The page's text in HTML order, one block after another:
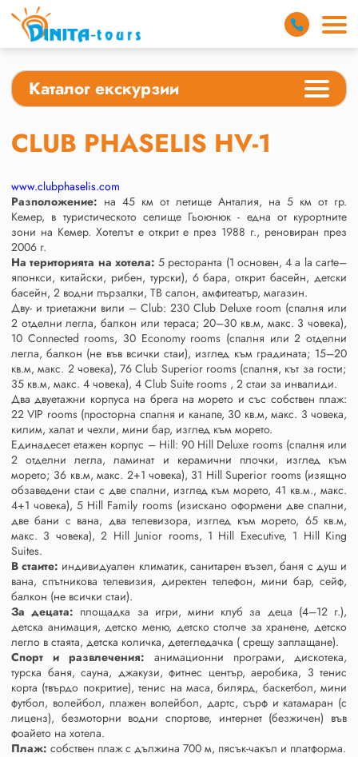
Каталог екскурзии
CLUB PHASELIS HV-1
www.clubphaselis.com
Разположение: на 45 км от летище Анталия, на 5 км от гр.
Кемер, в туристическото селище Гьоюнюк - една от курортните
зони на Кемер. Хотелът е открит е през 1988 г., реновиран през
2006 г.
На територията на хотела:5 ресторанта (1 основен, 4 а la carte–
японкси, китайски, рибен, турски), 6 бара, открит басейн, детски
басейн, 2 водни пързалки, TВ салон, амфитеатър, магазин.
Дву- и триетажни вили – Club: 230 Club Deluxe room (спалня или
2 отделни легла, балкон или тераса; 20–30 кв.м, макс. 3 човека),
10 Connected rooms, 30 Economy rooms (спалня или 2 отделни
легла, балкон (не във всички стаи), изглед към градината; 15–20
кв.м, макс. 2 човека), 76 Club Superior rooms (спалня, кът за гости;
35 кв.м, макс. 4 човека), 4 Club Suite rooms , 2 стаи за инвалиди.
Два двуетажни корпуса на брега на морето и със собствен плаж:
22 VIP rooms (просторна спалня и канапе, 30 кв.м, макс. 3 човека,
килим, халат и чехли, мини бар, изглед към морето.
Единадесет етажен корпус – Hill: 90 Hill Deluxe rooms (спалня или
2 отделни легла, ламинат и керамични плочки, изглед към
морето; 36 кв.м, макс. 2+1 човека), 31 Hill Superior rooms (изящно
обзаведени стаи с две спални, изглед към морето, 41 кв.м., макс.
4+1 човека), 5 Hill Family rooms (изискано оформени две спални,
две бани с вана, два телевизора, изглед към морето, 65 кв.м,
макс. 3 човека), 2 Hill Junior rooms, 1 Hill Executive, 1 Hill King
Suites.
В стаите: индивидуален климатик, санитарен възел, баня с душ и
вана, спътникова телевизия, директен телефон, мини бар, сейф,
балкон (не всички стаи).
За децата: площадка за игри, мини клуб за деца (4–12 г.),
детска анимация, детско меню, детско столче за хранене, детско
легло в стаята, детска количка, детегледачка ( срещу заплащане).
Спорт и развлечения: анимационни програми, дискотека,
турска баня, сауна, джакузи, фитнес център, аеробика, 3 тенис
корта (твърдо покритие), тенис на маса, билярд, баскетбол, мини
футбол, волейбол, плажен волейбол, дартс, сърф и катамаран (с
лиценз), безмоторни водни спортове, интернет (безжичен) във
фоайето на хотела.
Плаж: собствен плаж с дължина 700 м, пясък-чакъл и платформа.